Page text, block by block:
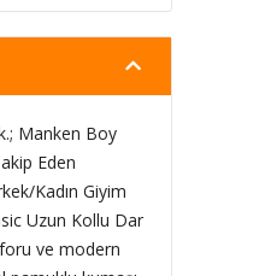
Manken Boy
Eden
Kadın Giyim
Uzun Kollu Dar
ve modern